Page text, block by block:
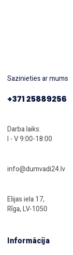
Sazinieties ar mums
+371 25889256
Darba laiks:
I - V 9:00-18:00
info@dumvadi24.lv
Elijas iela 17,
Rīga, LV-1050
Informācija